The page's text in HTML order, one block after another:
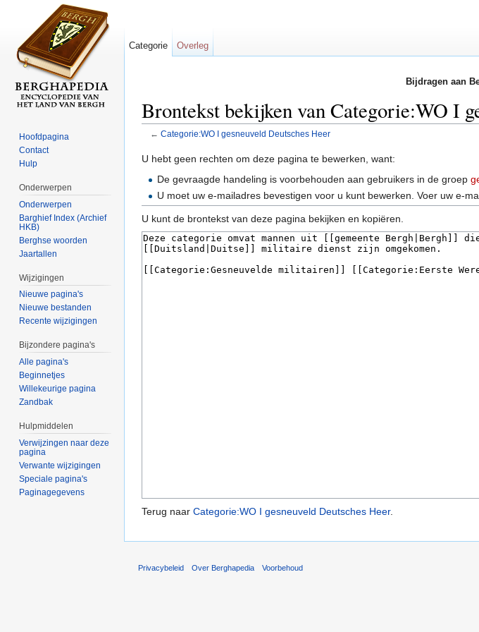
Bijdragen aan
Brontekst bekijken van Categorie:WO I
← Categorie:WO I gesneuveld Deutsches Heer
U hebt geen rechten om deze pagina te bewerken, want:
De gevraagde handeling is voorbehouden aan gebruikers in de groep
U moet uw e-mailadres bevestigen voor u kunt bewerken. Voer uw e-
U kunt de brontekst van deze pagina bekijken en kopiëren.
Terug naar Categorie:WO I gesneuveld Deutsches Heer.
Categorie Overleg
Hoofdpagina
Contact
Hulp
Onderwerpen
Onderwerpen
Barghief Index (Archief
HKB)
Berghse woorden
Jaartallen
Wijzigingen
Nieuwe pagina's
Nieuwe bestanden
Recente wijzigingen
Bijzondere pagina's
Alle pagina's
Beginnetjes
Willekeurige pagina
Zandbak
Hulpmiddelen
Verwijzingen naar deze
pagina
Verwante wijzigingen
Speciale pagina's
Paginagegevens
Privacybeleid Over Berghapedia Voorbehoud